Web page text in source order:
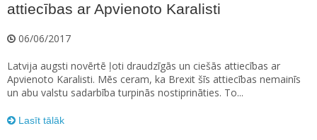
attiecības ar Apvienoto Karalisti
06/06/2017
Latvija augsti novērtē ļoti draudzīgās un ciešās attiecības ar
Apvienoto Karalisti. Mēs ceram, ka Brexit šīs attiecības nemainīs
un abu valstu sadarbība turpinās nostiprināties. To...
Lasīt tālāk